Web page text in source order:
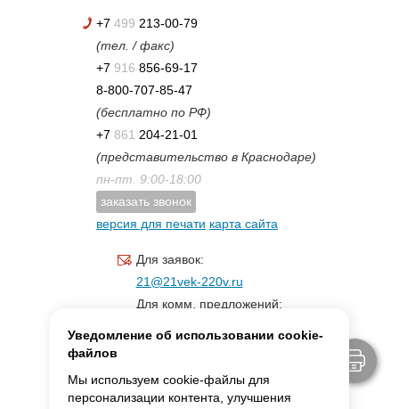
+7 499 213-00-79
(тел. / факс)
+7 916 856-69-17
8-800-707-85-47
(бесплатно по РФ)
+7 861 204-21-01
(представительство в Краснодаре)
пн-пт. 9:00-18:00
заказать звонок
версия для печати карта сайта
Для заявок:
21@21vek-220v.ru
Для комм. предложений:
Уведомление об использовании cookie-
файлов
Мы используем cookie-файлы для
персонализации контента, улучшения